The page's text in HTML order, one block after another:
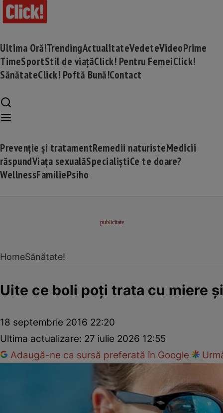
Ultima Oră!TrendingActualitateVedeteVideoPrime
TimeSportStil de viațăClick! Pentru FemeiClick!
SănătateClick! Poftă Bună!Contact
Prevenție și tratamentRemedii naturisteMedicii
răspundViața sexualăSpecialiștiCe te doare?
WellnessFamiliePsiho
HomeSănătate!
Uite ce boli poți trata cu miere
18 septembrie 2016 22:20
Ultima actualizare: 27 iulie 2026 12:55
Adaugă-ne ca sursă preferată în Google